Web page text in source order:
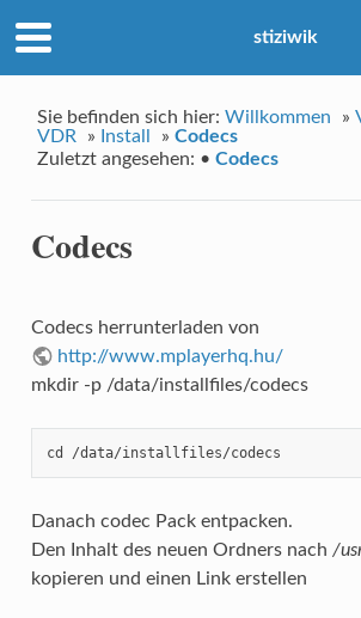
stiziwik
Sie befinden sich hier:Willkommen »
VDR
» Install »Codecs
Zuletzt angesehen: • Codecs
Codecs
Codecs herrunterladen von
http://www.mplayerhq.hu/
mkdir -p /data/installfiles/codecs
cd /data/installfiles/codecs
Danach codec Pack entpacken.
Den Inhalt des neuen Ordners nach /
kopieren und einen Link erstellen